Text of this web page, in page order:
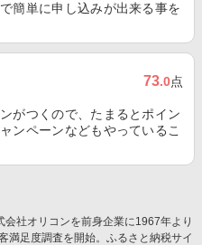
簡単に申し込みが出来る事を
73.0点
がつくので、たまるとポイン
ンペーンなどもやっているこ
会社オリコンを前身企業に1967年より
満足度調査を開始。ふるさと納税サイ